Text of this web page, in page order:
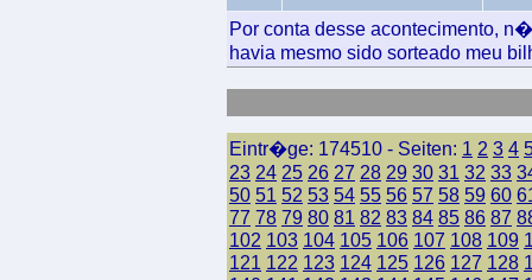
Por conta desse acontecimento,
havia mesmo sido sorteado meu
Eintr�ge: 174510 - Seiten: 1 2 3 4
23 24 25 26 27 28 29 30 31 32 33
50 51 52 53 54 55 56 57 58 59 60
77 78 79 80 81 82 83 84 85 86 87
102 103 104 105 106 107 108 109
121 122 123 124 125 126 127 128